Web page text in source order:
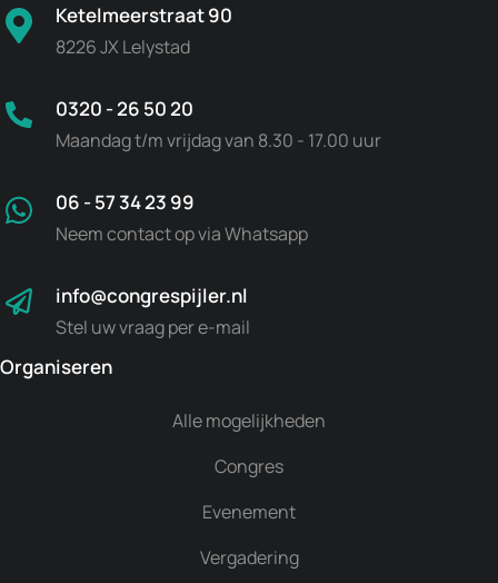
Ketelmeerstraat 90
8226 JX Lelystad
0320 - 26 50 20
Maandag t/m vrijdag van 8.30 - 17.00 uur
06 - 57 34 23 99
Neem contact op via Whatsapp
info@congrespijler.nl
Stel uw vraag per e-mail
Organiseren
Alle mogelijkheden
Congres
Evenement
Vergadering